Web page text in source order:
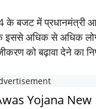
के बजट में
इससे अधिक से अधिक
को बढ़ावा देने का
Yojana